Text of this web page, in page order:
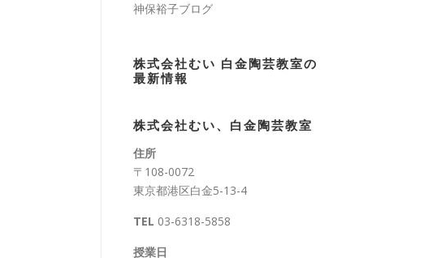
神保裕子ブログ
株式会社むい 白金陶芸教室の
最新情報
株式会社むい、白金陶芸教室
住所
〒108-0072
東京都港区白金5-13-4
TEL 03-6318-5858
授業日